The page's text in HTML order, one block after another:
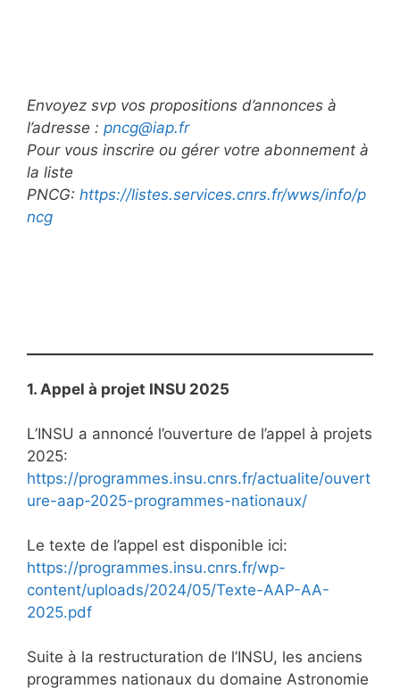
Envoyez svp vos propositions d’annonces à
l’adresse : pncg@iap.fr
Pour vous inscrire ou gérer votre abonnement à
la liste
PNCG: https://listes.services.cnrs.fr/wws/info/p
ncg
1. Appel à projet INSU 2025
L’INSU a annoncé l’ouverture de l’appel à projets
2025:
https://programmes.insu.cnrs.fr/actualite/ouvert
ure-aap-2025-programmes-nationaux/
Le texte de l’appel est disponible ici:
https://programmes.insu.cnrs.fr/wp-
content/uploads/2024/05/Texte-AAP-AA-
2025.pdf
Suite à la restructuration de l’INSU, les anciens
programmes nationaux du domaine Astronomie